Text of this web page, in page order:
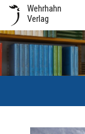
Wehrhahn
Verlag